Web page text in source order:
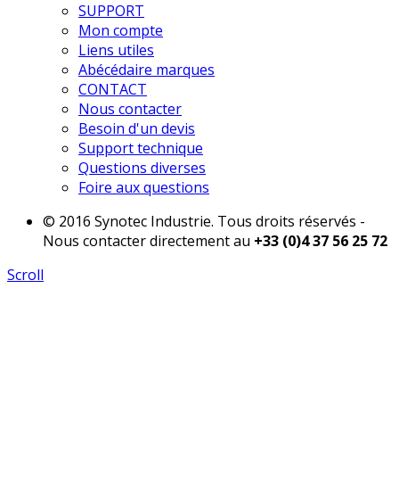
SUPPORT
Mon compte
Liens utiles
Abécédaire marques
CONTACT
Nous contacter
Besoin d'un devis
Support technique
Questions diverses
Foire aux questions
© 2016 Synotec Industrie. Tous droits réservés -
Nous contacter directement au +33 (0)4 37 56 25 72
Scroll